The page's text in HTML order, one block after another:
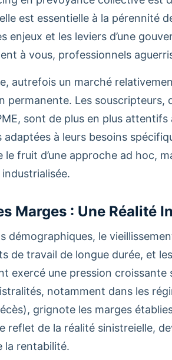
est essentielle à la pérennité
enjeux et les leviers d’une
à vous, professionnels
autrefois un marché
Les souscripteurs,
sont de plus en plus
à leurs besoins
fruit d’une approche ad hoc,
Marges : Une Réalité
démographiques, le
de travail de longue durée, et
exercé une pression croissante
notamment dans les
grignote les marges
reflet de la réalité sinistreielle,
la rentabilité.